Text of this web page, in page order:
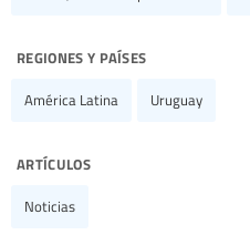
regiones y países
América Latina Uruguay
artículos
Noticias